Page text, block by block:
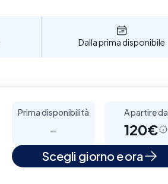
Dalla prima disponibile
Prima disponibilità
-
A partire da
120€
Scegli giorno e ora